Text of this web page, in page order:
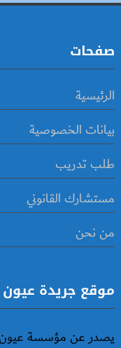
صفحات
الرئيسية
بيانات الخصوصية
طلب تدريب
مستشارك القانوني
من نحن
موقع جريدة عيون
يصدر عن مؤسسة عيون